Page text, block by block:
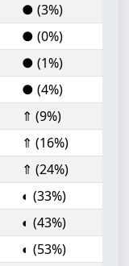
● (3%)
● (0%)
● (1%)
● (4%)
⇑ (9%)
⇑ (16%)
⇑ (24%)
◐ (33%)
◐ (43%)
◐ (53%)